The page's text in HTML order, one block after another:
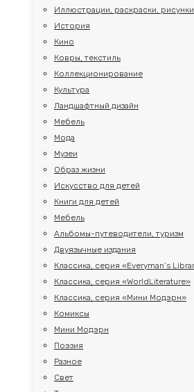
Иллюстрации, раскраски,
История
Кино
Ковры, текстиль
Коллекционирование
Культура
Ландшафтный дизайн
Мебель
Мода
Музеи
Образ жизни
Искусство для детей
Книги для детей
Мебель
Альбомы-путеводители, туризм
Двуязычные издания
Классика, серия «Everyman’s
Классика, серия «WorldLiterature»
Классика, серия «Мини Модэрн»
Комиксы
Мини Модэрн
Поэзия
Разное
Свет